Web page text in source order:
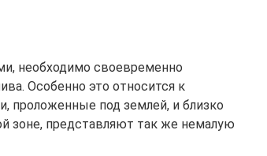
необходимо своевременно
Особенно это относится к
проложенные под землей, и близко
зоне, представляют так же немалую